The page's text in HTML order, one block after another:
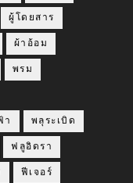
ผู้โดยสาร
ผ้าอ้อม
พรม
า พลุระเบิด
ฟลูอิดรา
ฟีเจอร์